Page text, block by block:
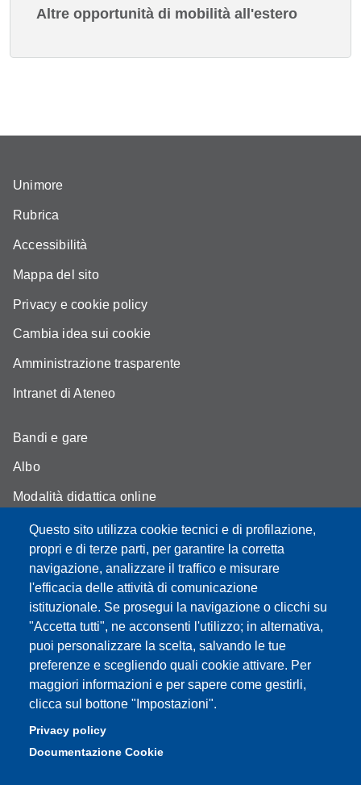
Altre opportunità di mobilità all'estero
Questo sito utilizza cookie tecnici e di profilazione,
propri e di terze parti, per garantire la corretta
navigazione, analizzare il traffico e misurare
l'efficacia delle attività di comunicazione
istituzionale. Se prosegui la navigazione o clicchi su
"Accetta tutti", ne acconsenti l'utilizzo; in alternativa,
puoi personalizzare la scelta, salvando le tue
preferenze e scegliendo quali cookie attivare. Per
maggiori informazioni e per sapere come gestirli,
clicca sul bottone "Impostazioni".
Privacy policy
Documentazione Cookie
Unimore
Rubrica
Accessibilità
Mappa del sito
Privacy e cookie policy
Cambia idea sui cookie
Amministrazione trasparente
Intranet di Ateneo
Bandi e gare
Albo
Modalità didattica online
Segreteria studenti
Assicurazione qualità
Partita IVA: 00427620364
Dipartimento di Educazione e Scienze Umane
Sede: Viale Timavo 93 - 42121 Reggio nell'Emilia
Area Didattica: didattica.desu@unimore.it
Segreteria: segreteria.educazione@unimore.it
Telefono: 0522/523611 (portineria)